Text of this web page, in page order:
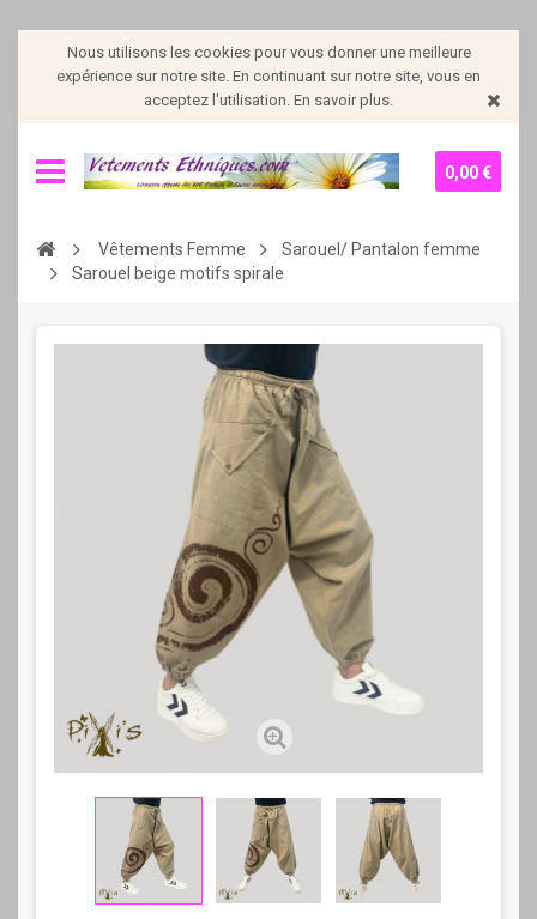
Nous utilisons les cookies pour vous donner une meilleure
expérience sur notre site. En continuant sur notre site, vous en
acceptez l'utilisation. En savoir plus.
0,00 €
Vêtements Femme
Sarouel/ Pantalon femme
Sarouel beige motifs spirale